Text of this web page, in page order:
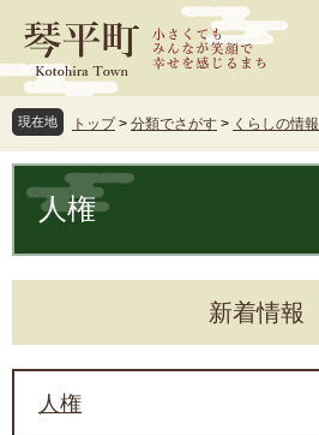
ジ
先
頭
で
ュ
を
飛
ば
現在地 トップ > 分類でさがす > くらしの情報
文
人権
新着情報
人権